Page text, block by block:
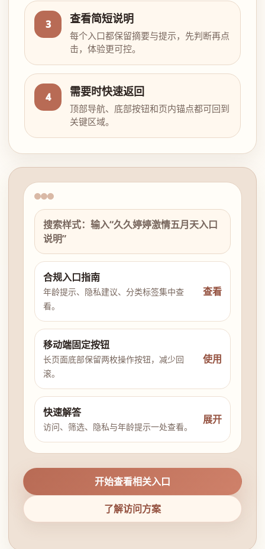
3 查看简短说明
每个入口都保留摘要与提示，先判断再点
击，体验更可控。
4 需要时快速返回
顶部导航、底部按钮和页内锚点都可回到
关键区域。
搜索样式：输入“久久婷婷激情五月天入口
说明”
合规入口指南
年龄提示、隐私建议、分类标签集中查
看。
查看
移动端固定按钮
长页面底部保留两枚操作按钮，减少回
滚。
使用
快速解答
访问、筛选、隐私与年龄提示一处查看。
展开
开始查看相关入口
了解访问方案